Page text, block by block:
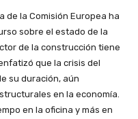
de la Comisión Europea ha
sobre el estado de la
de la construcción tiene
que la crisis del
su duración, aún
en la economía.
en la oficina y más en